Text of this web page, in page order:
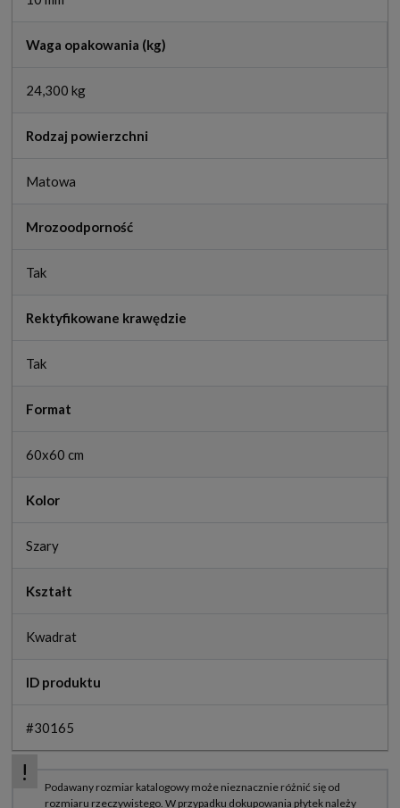
Waga opakowania (kg)
24,300 kg
Rodzaj powierzchni
Matowa
Mrozoodporność
Tak
Rektyfikowane krawędzie
Tak
Format
60x60 cm
Kolor
Szary
Kształt
Kwadrat
ID produktu
#30165